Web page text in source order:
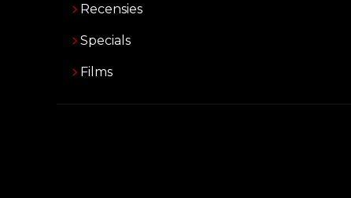
Recensies
Specials
Films